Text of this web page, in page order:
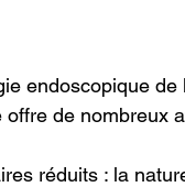
endoscopique
de nombreux
réduits : la